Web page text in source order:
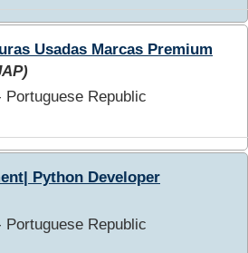
Usadas Marcas Premium
Portuguese Republic
Python Developer
Portuguese Republic